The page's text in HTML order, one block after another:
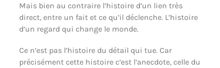
Mais bien au contraire l’histoire d’un lien très
direct, entre un fait et ce qu’il déclenche. L’histoire
d’un regard qui change le monde.
Ce n’est pas l’histoire du détail qui tue. Car
précisément cette histoire c’est l’anecdote, celle du